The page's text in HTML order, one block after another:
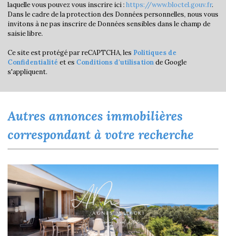
Maisons
33,12 %
Appartements
66,88 %
laquelle vous pouvez vous inscrire ici : https://www.bloctel.gouv.fr.
Dans le cadre de la protection des Données personnelles, nous vous
invitons à ne pas inscrire de Données sensibles dans le champ de
saisie libre.
Ce site est protégé par reCAPTCHA, les Politiques de
Confidentialité et es Conditions d'utilisationde Google
s'appliquent.
autres annonces immobilières
correspondant à votre recherche